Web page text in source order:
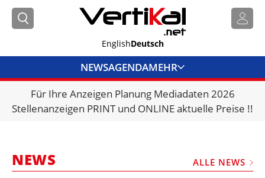
EnglishDeutsch
NEWSAGENDAMEHR
BRANCHENLINKS
VERMIETER
Für Ihre Anzeigen Planung Mediadaten 2026
Stellenanzeigen PRINT und ONLINE aktuelle Preise !!
NEWS ALLE NEWS